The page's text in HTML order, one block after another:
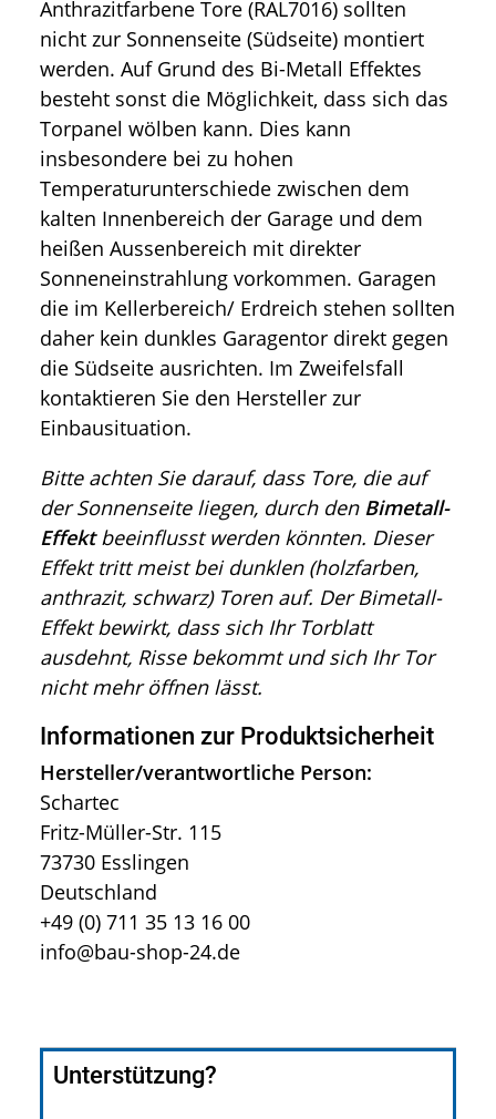
Anthrazitfarbene Tore (RAL7016) sollten
nicht zur Sonnenseite (Südseite) montiert
werden. Auf Grund des Bi-Metall Effektes
besteht sonst die Möglichkeit, dass sich das
Torpanel wölben kann. Dies kann
insbesondere bei zu hohen
Temperaturunterschiede zwischen dem
kalten Innenbereich der Garage und dem
heißen Aussenbereich mit direkter
Sonneneinstrahlung vorkommen. Garagen
die im Kellerbereich/ Erdreich stehen sollten
daher kein dunkles Garagentor direkt gegen
die Südseite ausrichten. Im Zweifelsfall
kontaktieren Sie den Hersteller zur
Einbausituation.
Bitte achten Sie darauf, dass Tore, die auf
der Sonnenseite liegen, durch den Bimetall-
Effektbeeinflusst werden könnten. Dieser
Effekt tritt meist bei dunklen (holzfarben,
anthrazit, schwarz) Toren auf. Der Bimetall-
Effekt bewirkt, dass sich Ihr Torblatt
ausdehnt, Risse bekommt und sich Ihr Tor
nicht mehr öffnen lässt.
Informationen zur Produktsicherheit
Hersteller/verantwortliche Person:
Schartec
Fritz-Müller-Str. 115
73730 Esslingen
Deutschland
+49 (0) 711 35 13 16 00
info@bau-shop-24.de
Unterstützung?